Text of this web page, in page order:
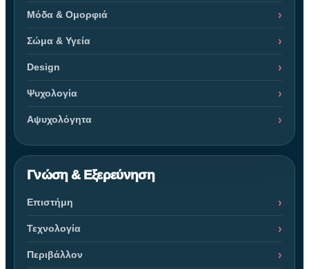
Μόδα & Ομορφιά
Σώμα & Υγεία
Design
Ψυχολογία
Αψυχολόγητα
Γνώση & Εξερεύνηση
Επιστήμη
Τεχνολογία
Περιβάλλον